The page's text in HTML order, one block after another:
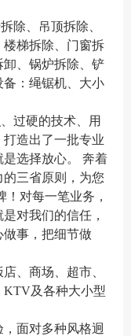
除、吊顶拆除、
梯拆除、门窗拆
卸、锅炉拆除、铲
：绳锯机、大小
过硬的技术、用
造出了一批专业
选择放心。 奔着
三省原则，为您
对每一笔业务，
对我们的信任，
事，把细节做
、商场、超市、
KTV及各种大小型
面对多种风格迥